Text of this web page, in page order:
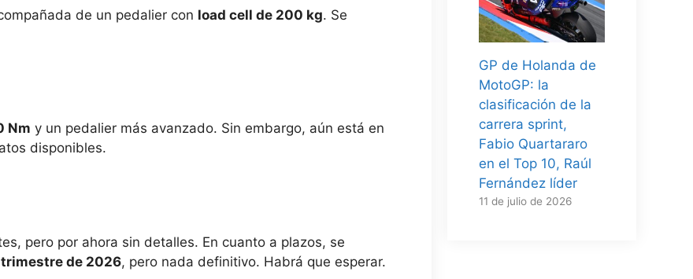
de un pedalier con load cell de 200 kg. Se
Nm y un pedalier más avanzado. Sin embargo, aún está en
disponibles.
pero por ahora sin detalles. En cuanto a plazos, se
de 2026, pero nada definitivo. Habrá que esperar.
GP de Holanda de
MotoGP: la
clasificación de la
carrera sprint,
Fabio Quartararo
en el Top 10, Raúl
Fernández líder
11 de julio de 2026